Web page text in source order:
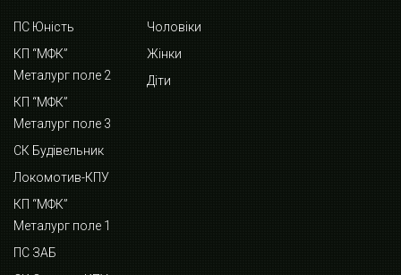
ПС Юність
КП “МФК”
Металург поле 2
КП “МФК”
Металург поле 3
СК Будівельник
Локомотив-КПУ
КП “МФК”
Металург поле 1
ПС ЗАБ
Чоловіки
Жінки
Діти